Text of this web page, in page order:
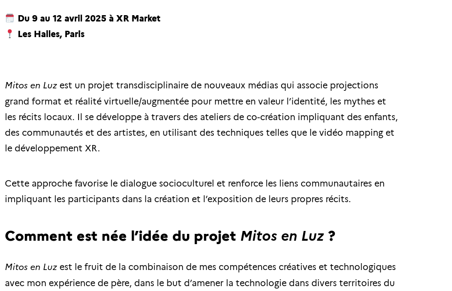
Du 9 au 12 avril 2025 à XR Market
Les Halles, Paris
Mitos en Luz est un projet transdisciplinaire de nouveaux médias qui associe projections
grand format et réalité virtuelle/augmentée pour mettre en valeur l’identité, les mythes et
les récits locaux. Il se développe à travers des ateliers de co-création impliquant des enfants,
des communautés et des artistes, en utilisant des techniques telles que le vidéo mapping et
le développement XR.
Cette approche favorise le dialogue socioculturel et renforce les liens communautaires en
impliquant les participants dans la création et l’exposition de leurs propres récits.
Comment est née l’idée du projet Mitos en Luz ?
Mitos en Luz est le fruit de la combinaison de mes compétences créatives et technologiques
avec mon expérience de père, dans le but d’amener la technologie dans divers territoires du